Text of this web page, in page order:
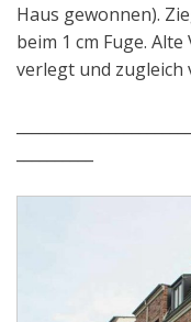
Haus gewonnen).
beim 1 cm Fuge.
verlegt und zugleich